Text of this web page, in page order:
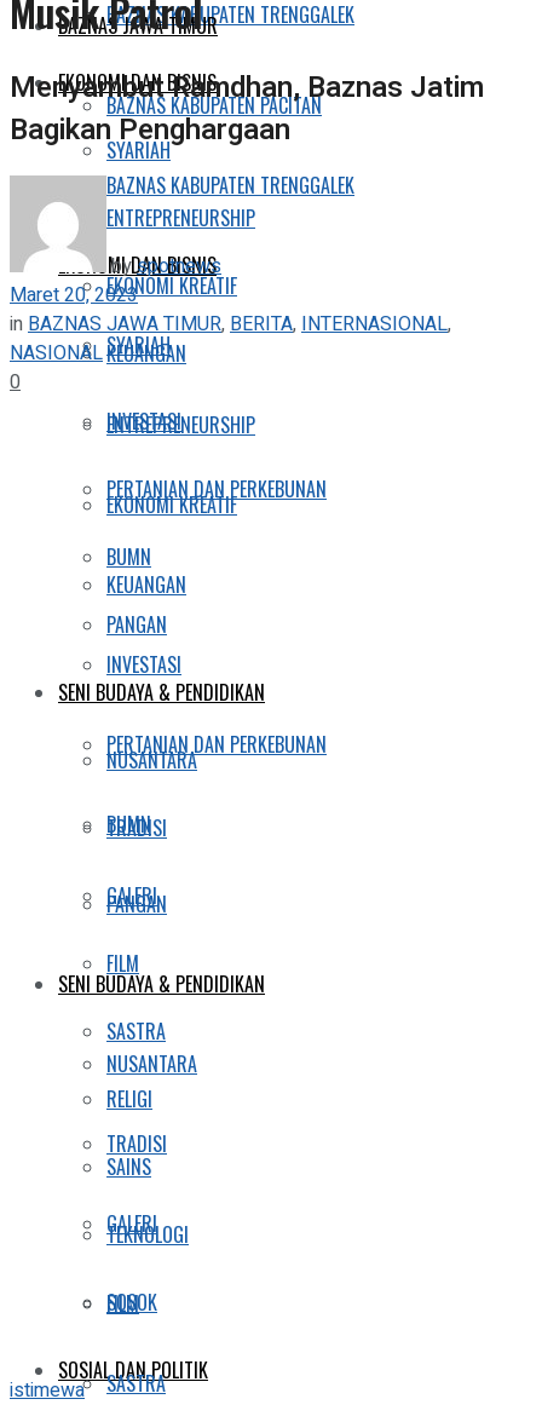
BAZNAS KABUPATEN TRENGGALEK
EKONOMI DAN BISNIS
SYARIAH
ENTREPRENEURSHIP
EKONOMI KREATIF
KEUANGAN
INVESTASI
PERTANIAN DAN PERKEBUNAN
BUMN
PANGAN
SENI BUDAYA & PENDIDIKAN
NUSANTARA
TRADISI
GALERI
FILM
SASTRA
RELIGI
SAINS
TEKNOLOGI
SOSOK
SOSIAL DAN POLITIK
BAZNAS JAWA TIMUR
BAZNAS KABUPATEN PACITAN
BAZNAS KABUPATEN TRENGGALEK
EKONOMI DAN BISNIS
SYARIAH
ENTREPRENEURSHIP
EKONOMI KREATIF
KEUANGAN
INVESTASI
PERTANIAN DAN PERKEBUNAN
BUMN
PANGAN
SENI BUDAYA & PENDIDIKAN
NUSANTARA
TRADISI
GALERI
FILM
SASTRA
Musik Patrol
Menyambut Ramdhan, Baznas Jatim
Bagikan Penghargaan
byspotnews
Maret 20, 2023
in BAZNAS JAWA TIMUR, BERITA, INTERNASIONAL,
NASIONAL
0
istimewa